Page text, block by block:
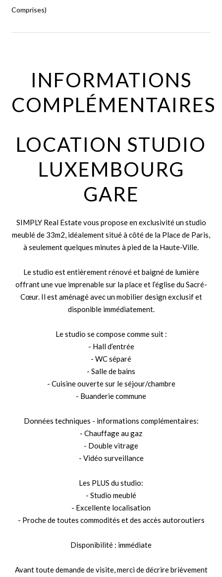
Comprises)
INFORMATIONS
COMPLÉMENTAIRES
LOCATION STUDIO
LUXEMBOURG
GARE
SIMPLY Real Estate vous propose en exclusivité un studio
meublé de 33m2, idéalement situé à côté de la Place de Paris,
à seulement quelques minutes à pied de la Haute-Ville.
Le studio est entièrement rénové et baigné de lumière
offrant une vue imprenable sur la place et l’église du Sacré-
Cœur. Il est aménagé avec un mobilier design exclusif et
disponible immédiatement.
Le studio se compose comme suit :
- Hall d’entrée
- WC séparé
- Salle de bains
- Cuisine ouverte sur le séjour/chambre
- Buanderie commune
Données techniques - informations complémentaires:
- Chauffage au gaz
- Double vitrage
- Vidéo surveillance
Les PLUS du studio:
- Studio meublé
- Excellente localisation
- Proche de toutes commodités et des accès autoroutiers
Disponibilité : immédiate
Avant toute demande de visite, merci de décrire brièvement